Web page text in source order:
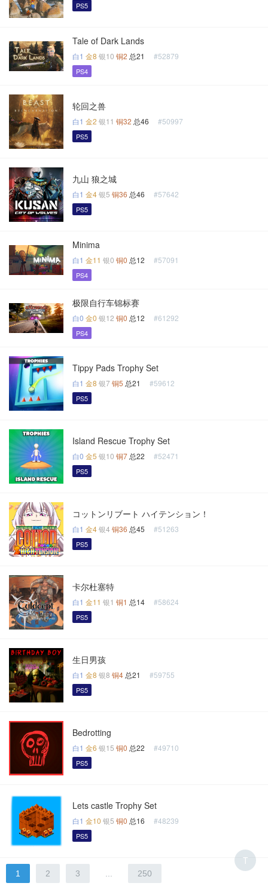
PS5
Tale of Dark Lands
白1 金8 银10 铜2 总21 #52879
PS4
轮回之兽
白1 金2 银11 铜32 总46 #50997
PS5
九山 狼之城
白1 金4银5 铜36 总46 #57642
PS5
Minima
白1 金11 银0 铜0 总12 #57091
PS4
极限自行车锦标赛
白0 金0 银12 铜0 总12 #61292
PS4
Tippy Pads Trophy Set
白1 金8 银7 铜5 总21 #59612
PS5
Island Rescue Trophy Set
白0 金5 银10 铜7 总22 #52471
PS5
コットンリブート ハイテンション！
白1 金4银4 铜36 总45 #51263
PS5
卡尔杜塞特
白1 金11 银1 铜1 总14 #58624
PS5
生日男孩
白1 金8 银8 铜4 总21 #59755
PS5
Bedrotting
白1 金6 银15 铜0 总22 #49710
PS5
Lets castle Trophy Set
白1 金10 银5 铜0 总16 #48239
PS5
1 2 3 250
T